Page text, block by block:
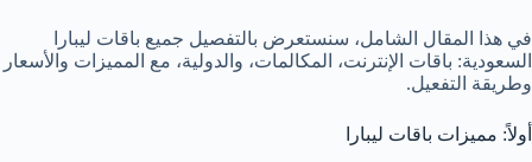
في هذا المقال الشامل، سنستعرض بالتفصيل جميع باقات ليبارا
السعودية: باقات الإنترنت، المكالمات، والدولية، مع المميزات والأسعار
وطريقة التفعيل.
أولاً: مميزات باقات ليبارا